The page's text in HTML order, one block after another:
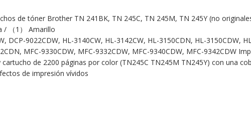
de tóner Brother TN 241BK, TN 245C, TN 245M, TN 245Y (no
/ （1） Amarillo
9022CDW, HL-3140CW, HL-3142CW, HL-3150CDN, HL-3150CDW,
MFC-9330CDW, MFC-9332CDW, MFC-9340CDW, MFC-9342CDW
de 2200 páginas por color (TN245C TN245M TN245Y) con una
de impresión vívidos